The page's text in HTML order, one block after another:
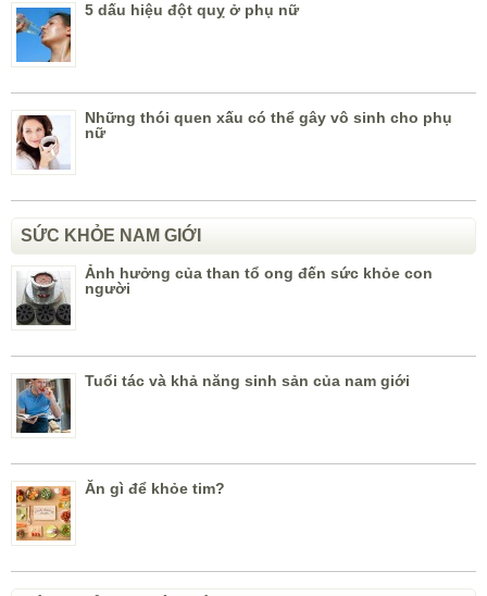
5 dấu hiệu đột quỵ ở phụ nữ
Những thói quen xấu có thể gây vô sinh cho phụ
nữ
SỨC KHỎE NAM GIỚI
Ảnh hưởng của than tổ ong đến sức khỏe con
người
Tuổi tác và khả năng sinh sản của nam giới
Ăn gì để khỏe tim?